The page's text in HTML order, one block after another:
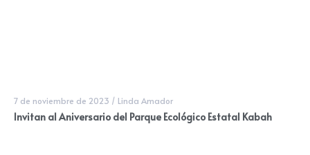
7 de noviembre de 2023 / Linda Amador
Invitan al Aniversario del Parque Ecológico Estatal Kabah